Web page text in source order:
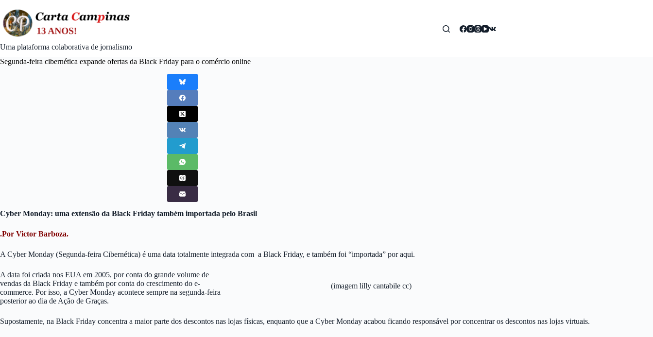
content
Uma plataforma colaborativa de jornalismo
Segunda-feira cibernética expande ofertas da Black Friday para o comércio online
Cyber Monday: uma extensão da Black Friday também importada pelo Brasil
.Por Victor Barboza.
A Cyber Monday (Segunda-feira Cibernética) é uma data totalmente integrada com a Black Friday, e também foi “importada” por aqui.
(imagem lilly cantabile cc)
A data foi criada nos EUA em 2005, por conta do grande volume de
vendas da Black Friday e também por conta do crescimento do e-
commerce. Por isso, a Cyber Monday acontece sempre na segunda-feira
posterior ao dia de Ação de Graças.
Supostamente, na Black Friday concentra a maior parte dos descontos nas lojas físicas, enquanto que a Cyber Monday acabou ficando responsável por concentrar os descontos nas lojas virtuais.